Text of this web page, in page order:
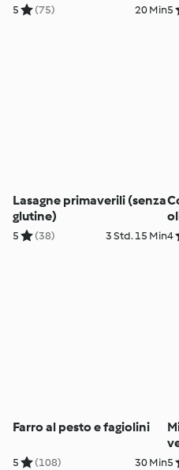
chia
5 (75) 20 Min5
Lasagne primaverili (senza
glutine)
5 (38) 3 Std. 15 Min4
Farro al pesto e fagiolini
5 (108) 30 Min5